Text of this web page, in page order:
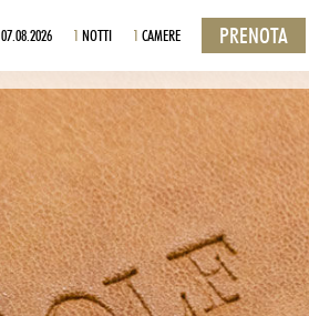
07.08.2026 1 NOTTI 1 CAMERE